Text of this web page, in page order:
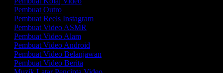
Pembuat Outro
Pembuat Reels Instagram
Pembuat Video ASMR
Pembuat Video Alam
Pembuat Video Android
Pembuat Video Belanjawan
Pembuat Video Berita